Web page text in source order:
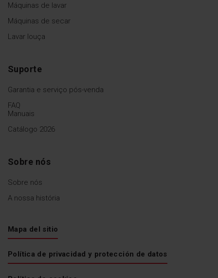
Máquinas de lavar
Máquinas de secar
Lavar louça
Suporte
Garantia e serviço pós-venda
FAQ
Manuais
Catálogo 2026
Sobre nós
Sobre nós
A nossa história
Mapa del sitio
Política de privacidad y protección de datos